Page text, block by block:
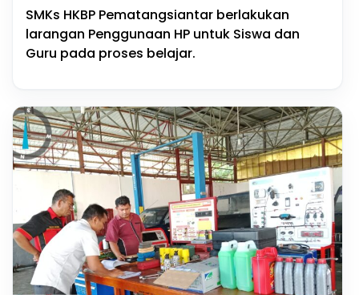
SMKs HKBP Pematangsiantar berlakukan
larangan Penggunaan HP untuk Siswa dan
Guru pada proses belajar.